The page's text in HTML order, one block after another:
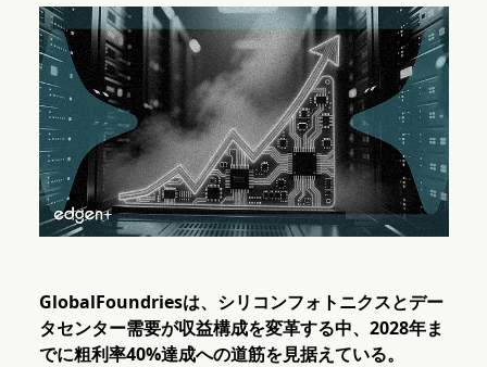
GlobalFoundriesは、シリコンフォトニクスとデー
タセンター需要が収益構成を変革する中、2028年ま
でに粗利率40%達成への道筋を見据えている。